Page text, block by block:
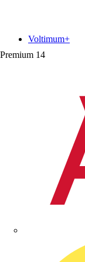
Premium 14
Voltimum+